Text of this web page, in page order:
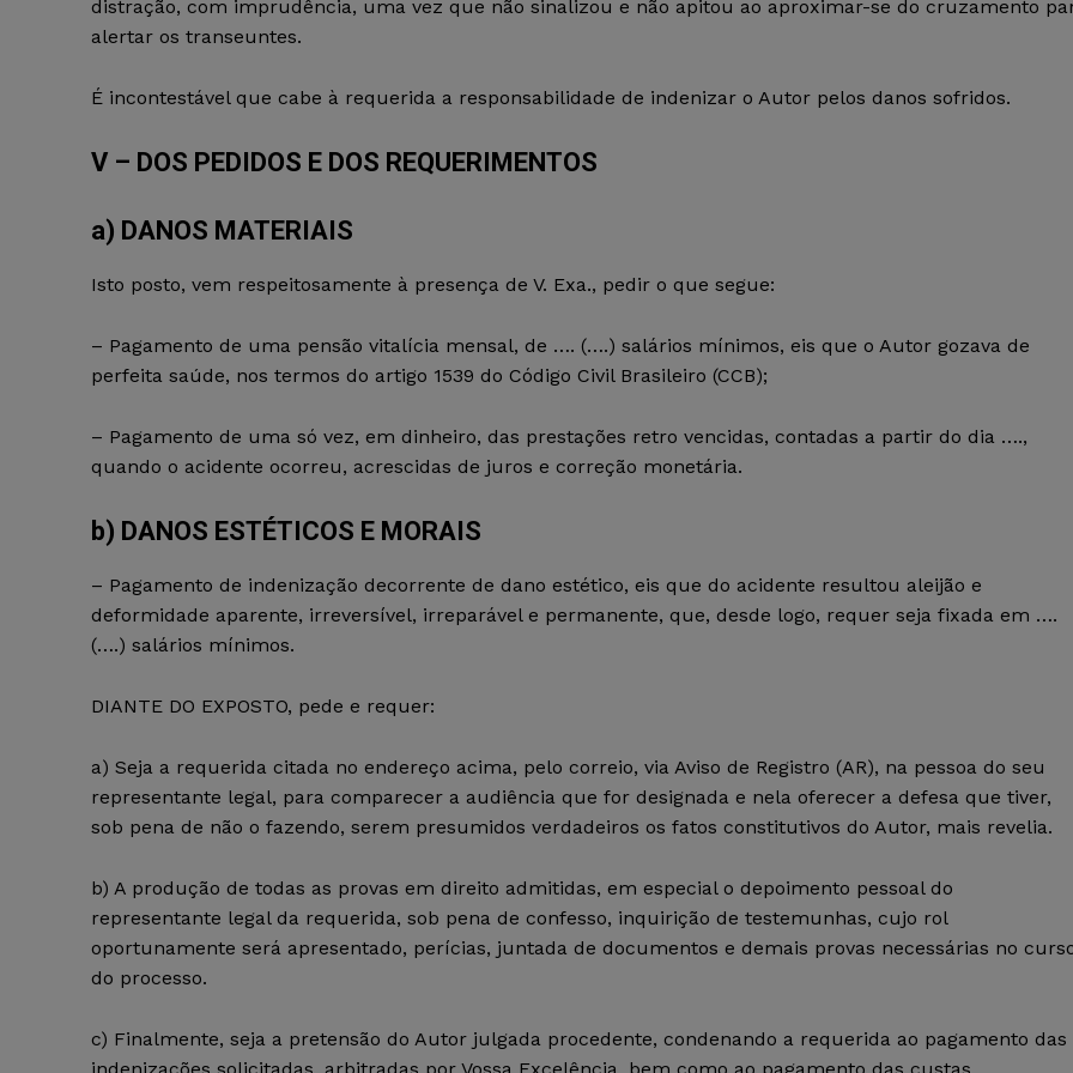
distração, com imprudência, uma vez que não sinalizou e não apitou ao aproximar-se do cruzamento
alertar os transeuntes.
É incontestável que cabe à requerida a responsabilidade de indenizar o Autor pelos danos sofridos.
V – DOS PEDIDOS E DOS REQUERIMENTOS
a) DANOS MATERIAIS
Isto posto, vem respeitosamente à presença de V. Exa., pedir o que segue:
– Pagamento de uma pensão vitalícia mensal, de …. (….) salários mínimos, eis que o Autor gozava de
perfeita saúde, nos termos do artigo 1539 do Código Civil Brasileiro (CCB);
– Pagamento de uma só vez, em dinheiro, das prestações retro vencidas, contadas a partir do dia ….,
quando o acidente ocorreu, acrescidas de juros e correção monetária.
b) DANOS ESTÉTICOS E MORAIS
– Pagamento de indenização decorrente de dano estético, eis que do acidente resultou aleijão e
deformidade aparente, irreversível, irreparável e permanente, que, desde logo, requer seja fixada em ….
(….) salários mínimos.
DIANTE DO EXPOSTO, pede e requer:
a) Seja a requerida citada no endereço acima, pelo correio, via Aviso de Registro (AR), na pessoa do seu
representante legal, para comparecer a audiência que for designada e nela oferecer a defesa que tiver,
sob pena de não o fazendo, serem presumidos verdadeiros os fatos constitutivos do Autor, mais revelia.
b) A produção de todas as provas em direito admitidas, em especial o depoimento pessoal do
representante legal da requerida, sob pena de confesso, inquirição de testemunhas, cujo rol
oportunamente será apresentado, perícias, juntada de documentos e demais provas necessárias no
do processo.
c) Finalmente, seja a pretensão do Autor julgada procedente, condenando a requerida ao pagamento das